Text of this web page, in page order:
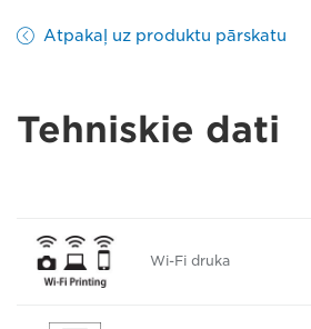
Atpakaļ uz produktu pārskatu
Tehniskie dati
Wi-Fi druka